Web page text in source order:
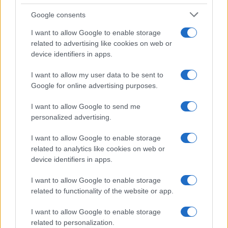
Google consents
I want to allow Google to enable storage
related to advertising like cookies on web or
device identifiers in apps.
I want to allow my user data to be sent to
Google for online advertising purposes.
I want to allow Google to send me
personalized advertising.
I want to allow Google to enable storage
related to analytics like cookies on web or
device identifiers in apps.
I want to allow Google to enable storage
related to functionality of the website or app.
I want to allow Google to enable storage
related to personalization.
Sigue leyendo